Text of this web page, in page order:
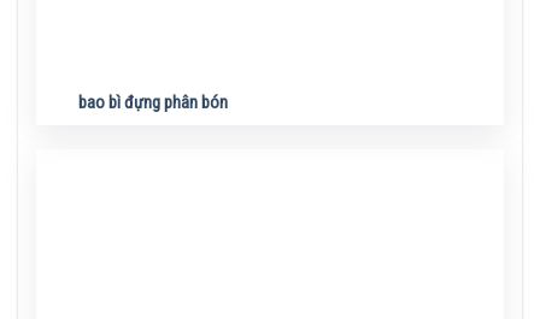
bao bì đựng phân bón